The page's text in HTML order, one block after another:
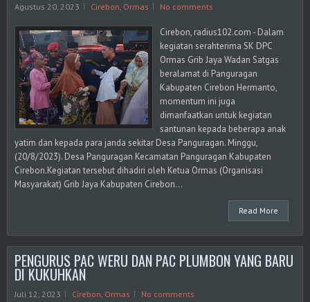
Agustus 20, 2023 Cirebon Ormas No comments
Cirebon, radius102.com - Dalam
kegiatan serahterima SK DPC
Ormas Grib Jaya Wadan Satgas
beralamat di Panguragan
Kabupaten Cirebon Hermanto,
momentum ini juga
dimanfaatkan untuk kegiatan
santunan kepada beberapa anak
yatim dan kepada para janda sekitar Desa Panguragan. Minggu,
(20/8/2023). Desa Panguragan Kecamatan Panguragan Kabupaten
Cirebon.Kegiatan tersebut dihadiri oleh Ketua Ormas (Organisasi
Masyarakat) Grib Jaya Kabupaten Cirebon...
Read More
PENGURUS PAC WERU DAN PAC PLUMBON YANG BARU
DI KUKUHKAN
Juli 12, 2023 Cirebon Ormas No comments